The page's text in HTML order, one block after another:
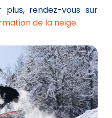
plus, rendez-vous sur
de la neige.